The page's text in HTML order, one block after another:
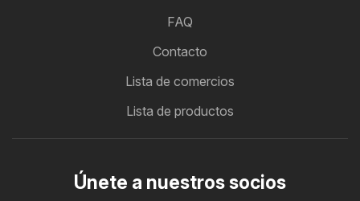
FAQ
Contacto
Lista de comercios
Lista de productos
Únete a nuestros socios